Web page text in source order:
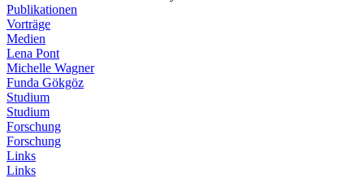
Publikationen
Vorträge
Medien
Lena Pont
Michelle Wagner
Funda Gökgöz
Studium
Studium
Forschung
Forschung
Links
Links